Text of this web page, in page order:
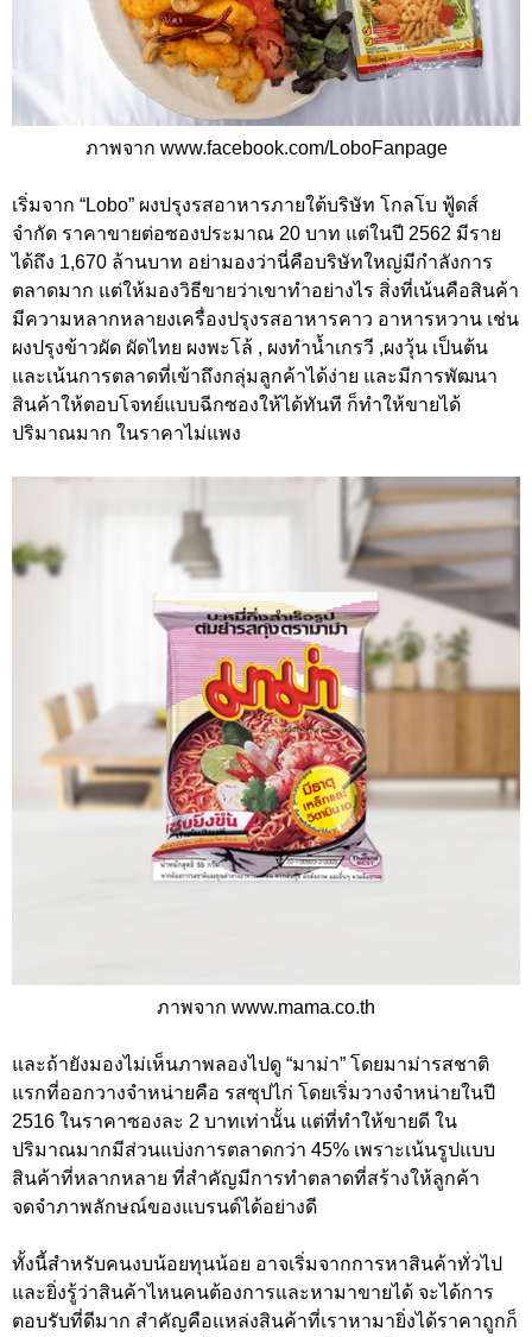
ภาพจาก www.facebook.com/LoboFanpage
เริ่มจาก “Lobo” ผงปรุงรสอาหารภายใต้บริษัท โกลโบ ฟู้ดส์
จำกัด ราคาขายต่อซองประมาณ 20 บาท แต่ในปี 2562 มีราย
ได้ถึง 1,670 ล้านบาท อย่ามองว่านี่คือบริษัทใหญ่มีกำลังการ
ตลาดมาก แต่ให้มองวิธีขายว่าเขาทำอย่างไร สิ่งที่เน้นคือสินค้า
มีความหลากหลายงเครื่องปรุงรสอาหารคาว อาหารหวาน เช่น
ผงปรุงข้าวผัด ผัดไทย ผงพะโล้ , ผงทำน้ำเกรวี ,ผงวุ้น เป็นต้น
และเน้นการตลาดที่เข้าถึงกลุ่มลูกค้าได้ง่าย และมีการพัฒนา
สินค้าให้ตอบโจทย์แบบฉีกซองให้ได้ทันที ก็ทำให้ขายได้
ปริมาณมาก ในราคาไม่แพง
ภาพจาก www.mama.co.th
และถ้ายังมองไม่เห็นภาพลองไปดู “มาม่า” โดยมาม่ารสชาติ
แรกที่ออกวางจำหน่ายคือ รสซุปไก่ โดยเริ่มวางจำหน่ายในปี
2516 ในราคาซองละ 2 บาทเท่านั้น แต่ที่ทำให้ขายดี ใน
ปริมาณมากมีส่วนแบ่งการตลาดกว่า 45% เพราะเน้นรูปแบบ
สินค้าที่หลากหลาย ที่สำคัญมีการทำตลาดที่สร้างให้ลูกค้า
จดจำภาพลักษณ์ของแบรนด์ได้อย่างดี
ทั้งนี้สำหรับคนงบน้อยทุนน้อย อาจเริ่มจากการหาสินค้าทั่วไป
และยิ่งรู้ว่าสินค้าไหนคนต้องการและหามาขายได้ จะได้การ
ตอบรับที่ดีมาก สำคัญคือแหล่งสินค้าที่เราหามายิ่งได้ราคาถูกก็